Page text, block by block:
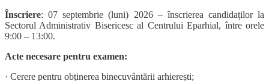
Înscriere: 07 septembrie (luni) 2026 – înscrierea candidaților la
Sectorul Administrativ Bisericesc al Centrului Eparhial, între orele
9:00 – 13:00.
Acte necesare pentru examen:
· Cerere pentru obținerea binecuvântării arhierești;